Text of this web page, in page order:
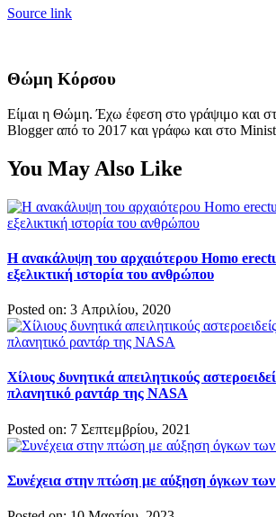
Source link
Θώμη Κόρσου
Είμαι η Θώμη. Έχω έφεση στο γράψιμο και
Blogger από το 2017 και γράφω και στο
You May Also Like
Η ανακάλυψη του αρχαιότερου Homo
εξελικτική ιστορία του ανθρώπου
Posted on: 3 Απριλίου, 2020
Χίλιους δυνητικά απειλητικούς
πλανητικό ραντάρ της NASA
Posted on: 7 Σεπτεμβρίου, 2021
Συνέχεια στην πτώση με αύξηση όγκων